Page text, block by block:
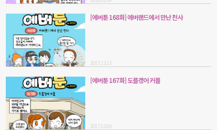
[에버툰 168화] 에버랜드에서 만난 천사
2017.12.13
[에버툰 167화] 도플갱어 커플
2017.12.06